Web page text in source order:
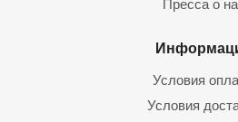
Пресса о
Условия
Условия